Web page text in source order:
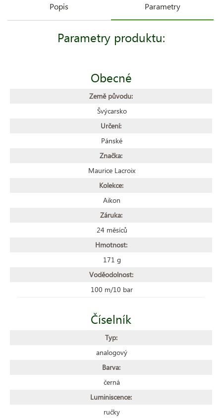
Popis Parametry
Parametry produktu:
Obecné
Země původu:
Švýcarsko
Určení:
Pánské
Značka:
Maurice Lacroix
Kolekce:
Aikon
Záruka:
24 měsíců
Hmotnost:
171 g
Voděodolnost:
100 m/10 bar
Číselník
Typ:
analogový
Barva:
černá
Luminiscence:
ručky